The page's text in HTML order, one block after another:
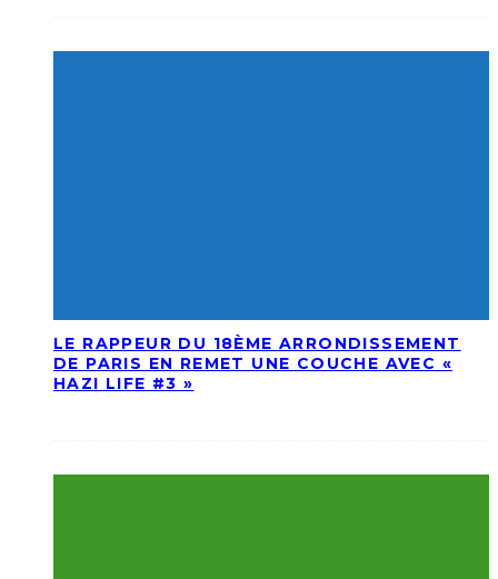
LE RAPPEUR DU 18ÈME ARRONDISSEMENT
DE PARIS EN REMET UNE COUCHE AVEC «
HAZI LIFE #3 »